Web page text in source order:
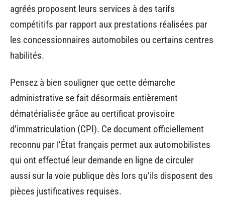
agréés proposent leurs services à des tarifs
compétitifs par rapport aux prestations réalisées par
les concessionnaires automobiles ou certains centres
habilités.
Pensez à bien souligner que cette démarche
administrative se fait désormais entièrement
dématérialisée grâce au certificat provisoire
d’immatriculation (CPI). Ce document officiellement
reconnu par l’État français permet aux automobilistes
qui ont effectué leur demande en ligne de circuler
aussi sur la voie publique dès lors qu’ils disposent des
pièces justificatives requises.